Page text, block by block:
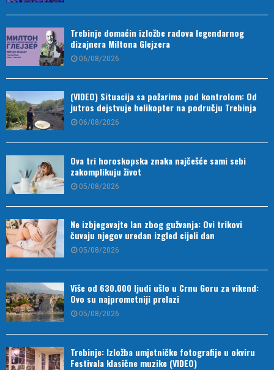
Trebinje domaćin izložbe radova legendarnog
dizajnera Miltona Glejzera
06/08/2026
(VIDEO) Situacija sa požarima pod kontrolom: Od
jutros dejstvuje helikopter na području Trebinja
06/08/2026
Ova tri horoskopska znaka najčešće sami sebi
zakomplikuju život
05/08/2026
Ne izbjegavajte lan zbog gužvanja: Ovi trikovi
čuvaju njegov uredan izgled cijeli dan
05/08/2026
Više od 630.000 ljudi ušlo u Crnu Goru za vikend:
Ovo su najprometniji prelazi
05/08/2026
Trebinje: Izložba umjetničke fotografije u okviru
Festivala klasične muzike (VIDEO)